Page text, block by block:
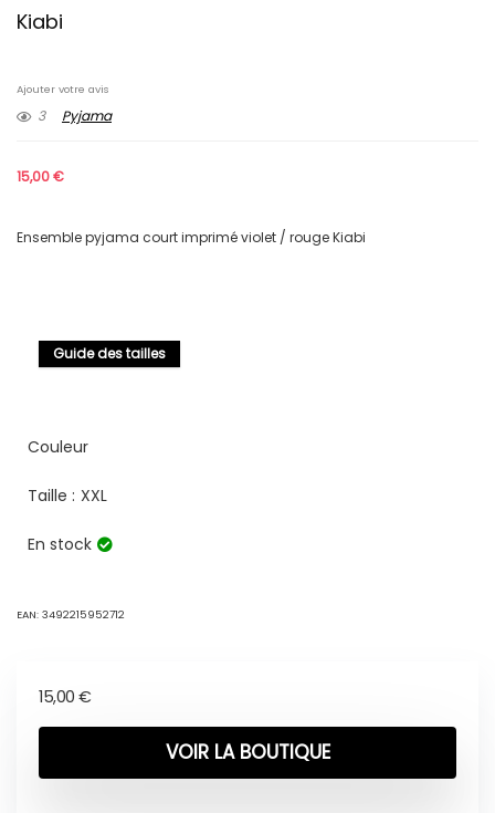
Kiabi
Ajouter votre avis
3 Pyjama
15,00€
Ensemble pyjama court imprimé violet / rouge Kiabi
Guide des tailles
Couleur
Taille : XXL
En stock
EAN: 3492215952712
15,00 €
VOIR LA BOUTIQUE